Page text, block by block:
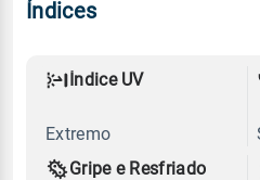
Índices
Índice UV
Extremo
Gripe e Resfriado